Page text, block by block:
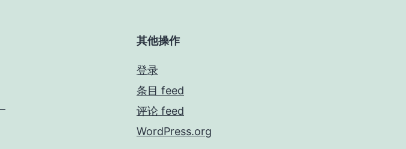
其他操作
登录
条目 feed
评论 feed
WordPress.org